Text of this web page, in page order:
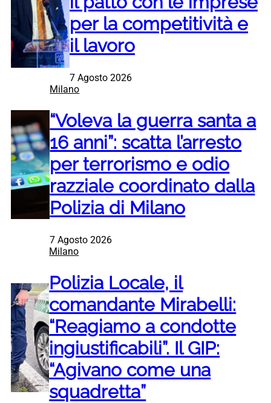
per la competitività e
il lavoro
7 Agosto 2026
Milano
“Voleva la guerra santa a
16 anni”: scatta l’arresto
per terrorismo e odio
razziale coordinato dalla
Polizia di Milano
7 Agosto 2026
Milano
Polizia Locale, il
comandante Mirabelli:
“Reagiamo a condotte
ingiustificabili”. Il GIP:
“Agivano come una
squadretta”